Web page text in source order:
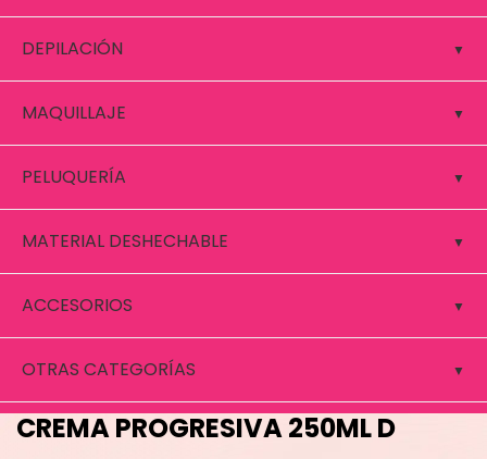
DEPILACIÓN
MAQUILLAJE
PELUQUERÍA
MATERIAL DESHECHABLE
ACCESORIOS
OTRAS CATEGORÍAS
CREMA PROGRESIVA 250ML D